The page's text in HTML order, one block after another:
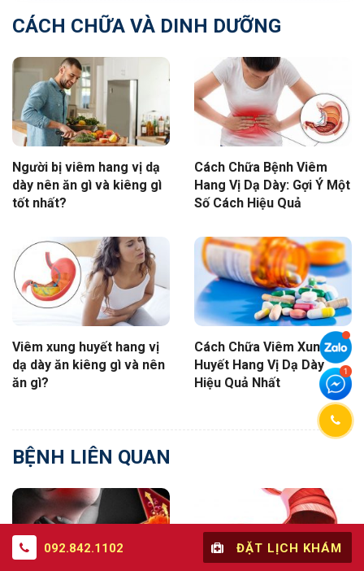
CÁCH CHỮA VÀ DINH DƯỠNG
Người bị viêm hang vị dạ
dày nên ăn gì và kiêng gì
tốt nhất?
Cách Chữa Bệnh Viêm
Hang Vị Dạ Dày: Gợi Ý Một
Số Cách Hiệu Quả
Viêm xung huyết hang vị
dạ dày ăn kiêng gì và nên
ăn gì?
Cách Chữa Viêm Xung
Huyết Hang Vị Dạ Dày
Hiệu Quả Nhất
BỆNH LIÊN QUAN
092.842.1102 ĐẶT LỊCH KHÁM